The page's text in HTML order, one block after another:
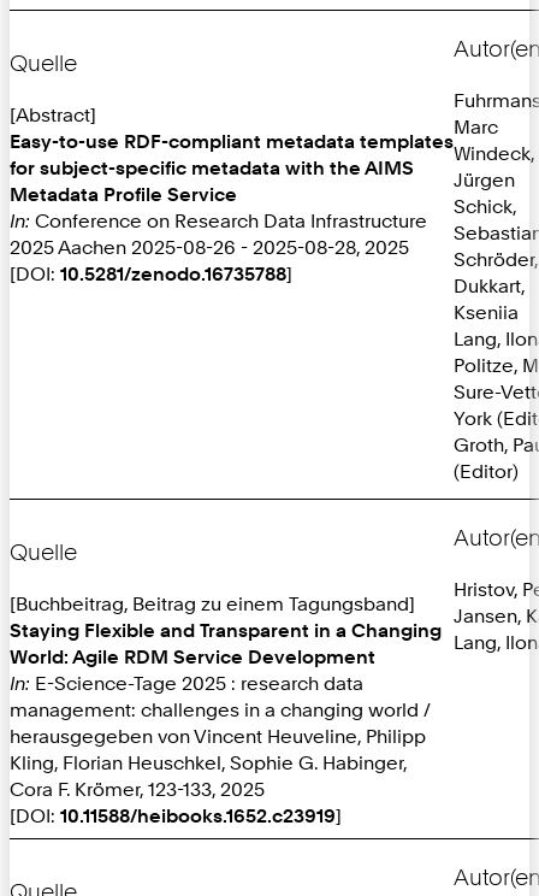
Quelle
[Abstract]
Easy-to-use RDF-compliant metadata templates
for subject-specific metadata with the AIMS
Metadata Profile Service
In: Conference on Research Data Infrastructure
2025 Aachen 2025-08-26 - 2025-08-28, 2025
[DOI: 10.5281/zenodo.16735788]
Marc
Windeck,
Jürgen
Schick,
Dukkart,
Kseniia
Lang,
Politze,
Sure-
York
Groth,
(Editor)
Quelle
[Buchbeitrag, Beitrag zu einem Tagungsband]
Staying Flexible and Transparent in a Changing
World: Agile RDM Service Development
In: E-Science-Tage 2025 : research data
management: challenges in a changing world /
herausgegeben von Vincent Heuveline, Philipp
Kling, Florian Heuschkel, Sophie G. Habinger,
Cora F. Krömer, 123-133, 2025
[DOI: 10.11588/heibooks.1652.c23919]
Hristov,
Jansen,
Lang,